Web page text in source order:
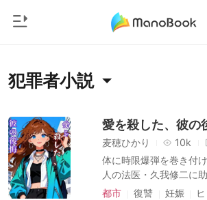
閲覧履歴
ログアウトします
ホームページ
都市
恋愛
人狼
犯罪者小説
愛を殺した、彼の
麦穂ひかり 10k
体に時限爆弾を巻き付
人の法医・久我修二に助け
彼は「幼馴染のピアス
都市 復讐 妊娠